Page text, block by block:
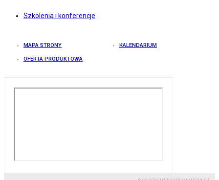
Szkolenia i konferencje
MAPA STRONY KALENDARIUM
OFERTA PRODUKTOWA